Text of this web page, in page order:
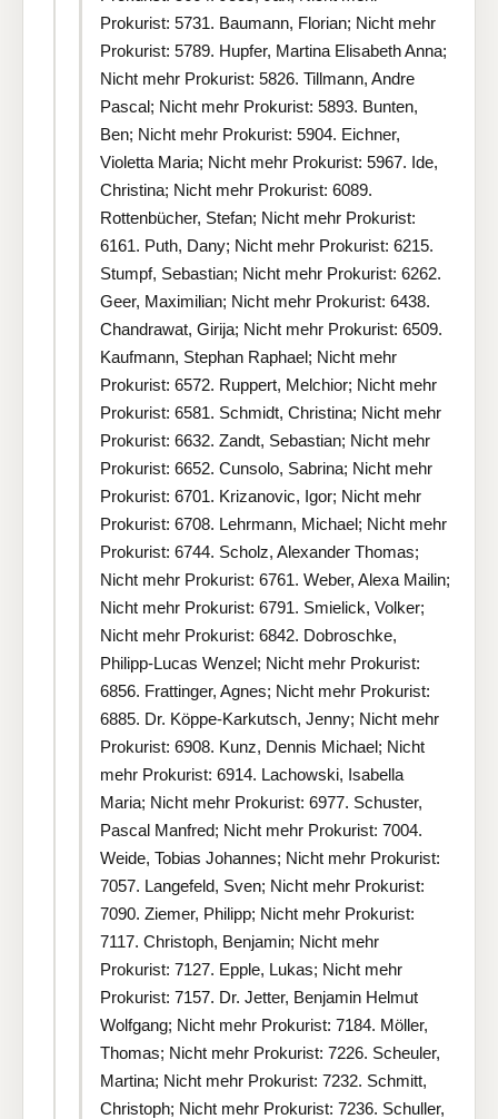
Prokurist: 5731. Baumann, Florian; Nicht mehr
Prokurist: 5789. Hupfer, Martina Elisabeth Anna;
Nicht mehr Prokurist: 5826. Tillmann, Andre
Pascal; Nicht mehr Prokurist: 5893. Bunten,
Ben; Nicht mehr Prokurist: 5904. Eichner,
Violetta Maria; Nicht mehr Prokurist: 5967. Ide,
Christina; Nicht mehr Prokurist: 6089.
Rottenbücher, Stefan; Nicht mehr Prokurist:
6161. Puth, Dany; Nicht mehr Prokurist: 6215.
Stumpf, Sebastian; Nicht mehr Prokurist: 6262.
Geer, Maximilian; Nicht mehr Prokurist: 6438.
Chandrawat, Girija; Nicht mehr Prokurist: 6509.
Kaufmann, Stephan Raphael; Nicht mehr
Prokurist: 6572. Ruppert, Melchior; Nicht mehr
Prokurist: 6581. Schmidt, Christina; Nicht mehr
Prokurist: 6632. Zandt, Sebastian; Nicht mehr
Prokurist: 6652. Cunsolo, Sabrina; Nicht mehr
Prokurist: 6701. Krizanovic, Igor; Nicht mehr
Prokurist: 6708. Lehrmann, Michael; Nicht mehr
Prokurist: 6744. Scholz, Alexander Thomas;
Nicht mehr Prokurist: 6761. Weber, Alexa Mailin;
Nicht mehr Prokurist: 6791. Smielick, Volker;
Nicht mehr Prokurist: 6842. Dobroschke,
Philipp-Lucas Wenzel; Nicht mehr Prokurist:
6856. Frattinger, Agnes; Nicht mehr Prokurist:
6885. Dr. Köppe-Karkutsch, Jenny; Nicht mehr
Prokurist: 6908. Kunz, Dennis Michael; Nicht
mehr Prokurist: 6914. Lachowski, Isabella
Maria; Nicht mehr Prokurist: 6977. Schuster,
Pascal Manfred; Nicht mehr Prokurist: 7004.
Weide, Tobias Johannes; Nicht mehr Prokurist:
7057. Langefeld, Sven; Nicht mehr Prokurist:
7090. Ziemer, Philipp; Nicht mehr Prokurist:
7117. Christoph, Benjamin; Nicht mehr
Prokurist: 7127. Epple, Lukas; Nicht mehr
Prokurist: 7157. Dr. Jetter, Benjamin Helmut
Wolfgang; Nicht mehr Prokurist: 7184. Möller,
Thomas; Nicht mehr Prokurist: 7226. Scheuler,
Martina; Nicht mehr Prokurist: 7232. Schmitt,
Christoph; Nicht mehr Prokurist: 7236. Schuller,